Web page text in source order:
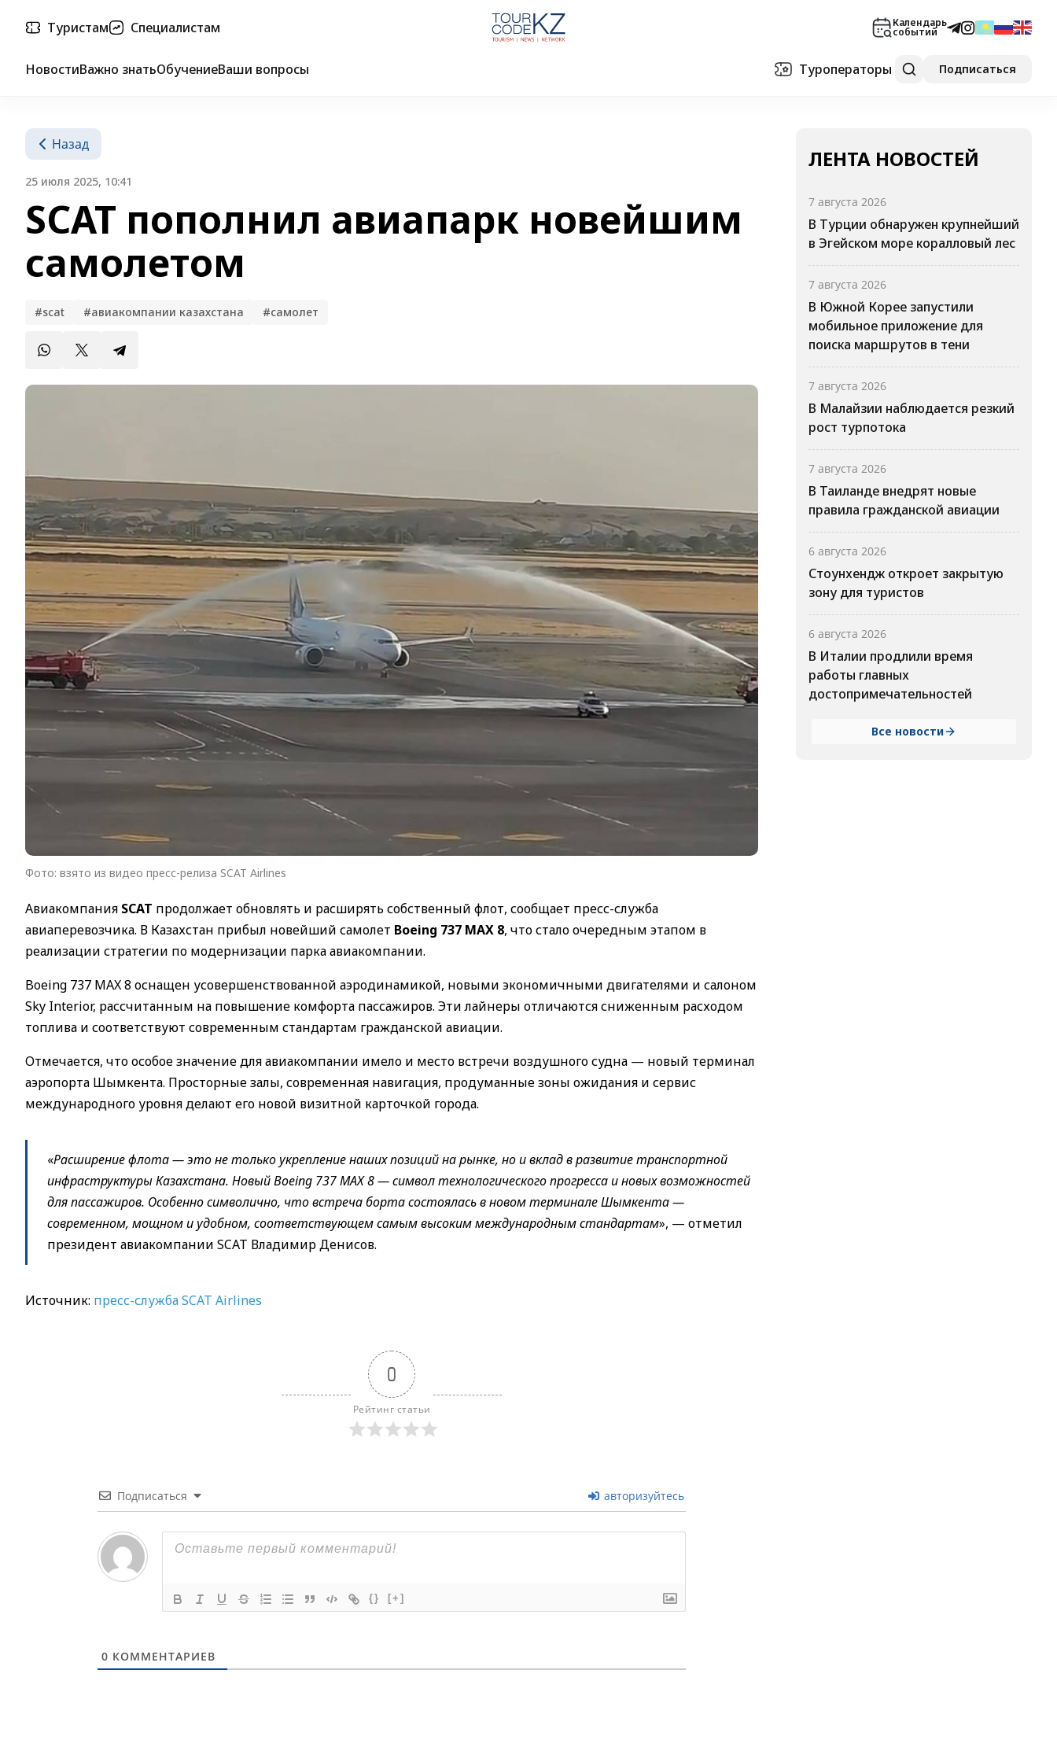
Туристам Специалистам Календарь
событий
НовостиВажно знатьОбучениеВаши вопросы Туроператоры Подписаться
Назад
25 июля 2025, 10:41
SCAT пополнил авиапарк новейшим
самолетом
#scat #авиакомпании казахстана #самолет
Фото: взято из видео пресс-релиза SCAT Airlines
Авиакомпания SCAT продолжает обновлять и расширять собственный флот, сообщает пресс-служба
авиаперевозчика. В Казахстан прибыл новейший самолет Boeing 737 MAX 8, что стало очередным этапом в
реализации стратегии по модернизации парка авиакомпании.
Boeing 737 MAX 8 оснащен усовершенствованной аэродинамикой, новыми экономичными двигателями и салоном
Sky Interior, рассчитанным на повышение комфорта пассажиров. Эти лайнеры отличаются сниженным расходом
топлива и соответствуют современным стандартам гражданской авиации.
Отмечается, что особое значение для авиакомпании имело и место встречи воздушного судна — новый терминал
аэропорта Шымкента. Просторные залы, современная навигация, продуманные зоны ожидания и сервис
международного уровня делают его новой визитной карточкой города.
«Расширение флота — это не только укрепление наших позиций на рынке, но и вклад в развитие транспортной
инфраструктуры Казахстана. Новый Boeing 737 МАХ 8 — символ технологического прогресса и новых возможностей
для пассажиров. Особенно символично, что встреча борта состоялась в новом терминале Шымкента —
современном, мощном и удобном, соответствующем самым высоким международным стандартам», — отметил
президент авиакомпании SCAT Владимир Денисов.
Источник: пресс-служба SCAT Airlines
0
Рейтинг статьи
Подписаться авторизуйтесь
{} [+]
0 КОММЕНТАРИЕВ
ЛЕНТА НОВОСТЕЙ
7 августа 2026
В Турции обнаружен крупнейший
в Эгейском море коралловый лес
7 августа 2026
В Южной Корее запустили
мобильное приложение для
поиска маршрутов в тени
7 августа 2026
В Малайзии наблюдается резкий
рост турпотока
7 августа 2026
В Таиланде внедрят новые
правила гражданской авиации
6 августа 2026
Стоунхендж откроет закрытую
зону для туристов
6 августа 2026
В Италии продлили время
работы главных
достопримечательностей
Все новости